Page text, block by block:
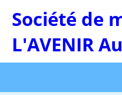
Société de
L'AVENIR